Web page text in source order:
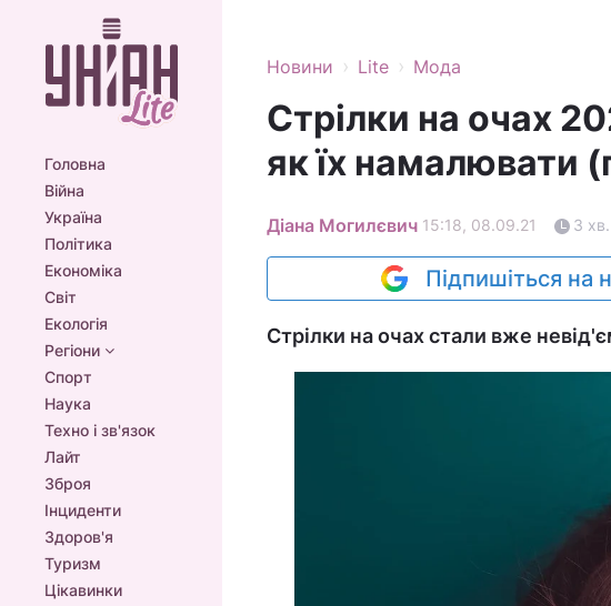
Головна
Війна
Україна
Політика
Економіка
Світ
Екологія
Регіони
Спорт
Наука
Техно і зв'язок
Лайт
Зброя
Інциденти
Здоров'я
Туризм
Цікавинки
Новини › Lite › Мода
Стрілки на очах
як їх намалювати
Діана Могилєвич 15:18, 08.09.21 3 хв.
Підпишіться на
Стрілки на очах стали вже